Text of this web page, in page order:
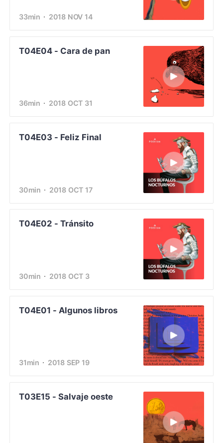
33min 2018 NOV 14
T04E04 - Cara de pan
36min 2018 OCT 31
T04E03 - Feliz Final
30min 2018 OCT 17
T04E02 - Tránsito
30min 2018 OCT 3
T04E01 - Algunos libros
31min 2018 SEP 19
T03E15 - Salvaje oeste